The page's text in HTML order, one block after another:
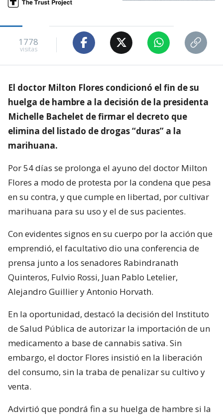
1778
visitas
El doctor Milton Flores condicionó el fin de su
huelga de hambre a la decisión de la presidenta
Michelle Bachelet de firmar el decreto que
elimina del listado de drogas “duras” a la
marihuana.
Por 54 días se prolonga el ayuno del doctor Milton
Flores a modo de protesta por la condena que pesa
en su contra, y que cumple en libertad, por cultivar
marihuana para su uso y el de sus pacientes.
Con evidentes signos en su cuerpo por la acción que
emprendió, el facultativo dio una conferencia de
prensa junto a los senadores Rabindranath
Quinteros, Fulvio Rossi, Juan Pablo Letelier,
Alejandro Guillier y Antonio Horvath.
En la oportunidad, destacó la decisión del Instituto
de Salud Pública de autorizar la importación de un
medicamento a base de cannabis sativa. Sin
embargo, el doctor Flores insistió en la liberación
del consumo, sin la traba de penalizar su cultivo y
venta.
Advirtió que pondrá fin a su huelga de hambre si la